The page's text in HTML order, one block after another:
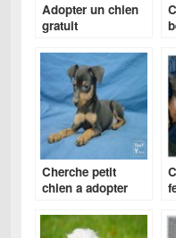
Adopter un chien
gratuit
Cherche petit
chien a adopter